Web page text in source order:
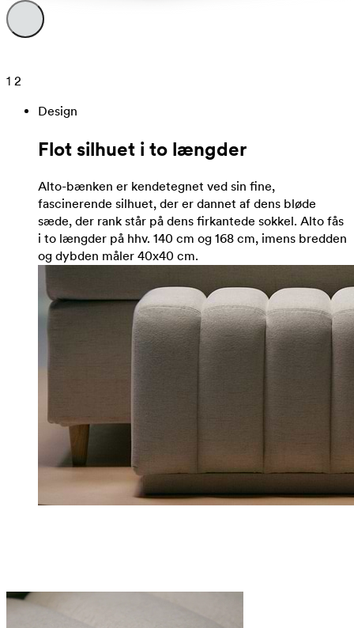
1 2
Design
Flot silhuet i to længder
Alto-bænken er kendetegnet ved sin fine,
fascinerende silhuet, der er dannet af dens bløde
sæde, der rank står på dens firkantede sokkel. Alto fås
i to længder på hhv. 140 cm og 168 cm, imens bredden
og dybden måler 40x40 cm.